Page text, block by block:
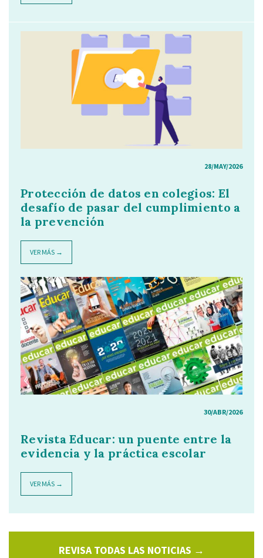
28/MAY/2026
Protección de datos en colegios: El
desafío de pasar del cumplimiento a
la prevención
VER MÁS →
30/ABR/2026
Revista Educar: un puente entre la
evidencia y la práctica escolar
VER MÁS →
REVISA TODAS LAS NOTICIAS →